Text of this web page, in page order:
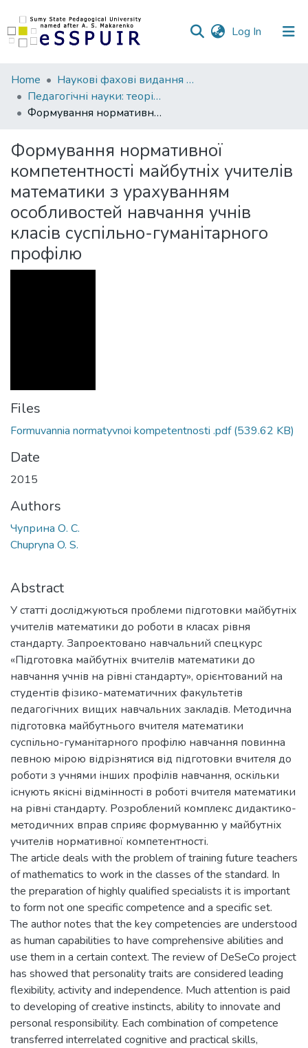
Log In (current)
Communities
&
Collections
Statistics
Home
Наукові фахові видання СумДПУ
Педагогічні науки: теорія, історія, інноваційні технології
Формування нормативної компетентності майбутніх учителів математики з урахуванням особливостей навчання учнів класів суспільно-гуманітарного профілю
Формування нормативної
компетентності майбутніх учителів
математики з урахуванням
особливостей навчання учнів
класів суспільно-гуманітарного
профілю
Files
Formuvannia normatyvnoi kompetentnosti .pdf(539.62 KB)
Date
2015
Authors
Чуприна О. С.
Chupryna O. S.
Abstract
У статті досліджуються проблеми підготовки майбутніх
учителів математики до роботи в класах рівня
стандарту. Запроектовано навчальний спецкурс
«Підготовка майбутніх вчителів математики до
навчання учнів на рівні стандарту», орієнтований на
студентів фізико-математичних факультетів
педагогічних вищих навчальних закладів. Методична
підготовка майбутнього вчителя математики
суспільно-гуманітарного профілю навчання повинна
певною мірою відрізнятися від підготовки вчителя до
роботи з учнями інших профілів навчання, оскільки
існують якісні відмінності в роботі вчителя математики
на рівні стандарту. Розроблений комплекс дидактико-
методичних вправ сприяє формуванню у майбутніх
учителів нормативної компетентності.
The article deals with the problem of training future teachers
of mathematics to work in the classes of the standard. In
the preparation of highly qualified specialists it is important
to form not one specific competence and a specific set.
The author notes that the key competencies are understood
as human capabilities to have comprehensive abilities and
use them in a certain context. The review of DeSeCo project
has showed that personality traits are considered leading
flexibility, activity and independence. Much attention is paid
to developing of creative instincts, ability to innovate and
personal responsibility. Each combination of competence
transferred interrelated cognitive and practical skills,